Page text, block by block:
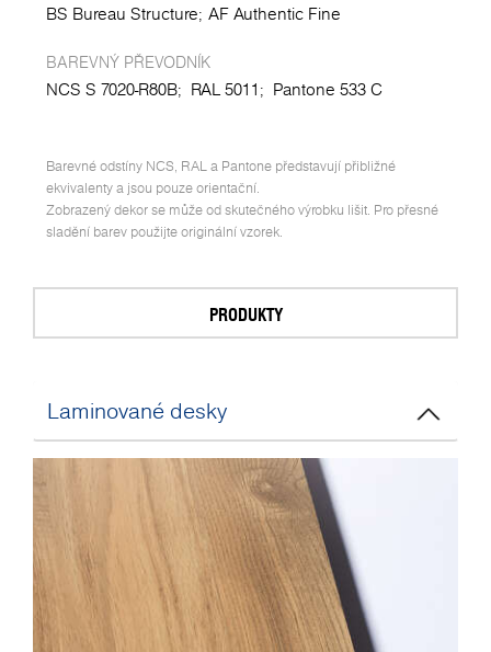
BS Bureau Structure AF Authentic Fine
BAREVNÝ PŘEVODNÍK
NCS S 7020-R80B; RAL 5011; Pantone 533 C
Barevné odstíny NCS, RAL a Pantone představují přibližné
ekvivalenty a jsou pouze orientační.
Zobrazený dekor se může od skutečného výrobku lišit. Pro přesné
sladění barev použijte originální vzorek.
PRODUKTY
Laminované desky